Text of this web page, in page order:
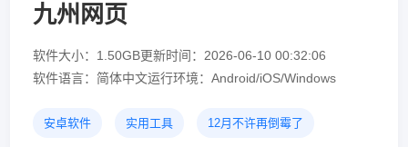
九州网页
软件大小：1.50GB更新时间：2026-06-10 00:32:06
软件语言：简体中文运行环境：Android/iOS/Windows
安卓软件 实用工具 12月不许再倒霉了